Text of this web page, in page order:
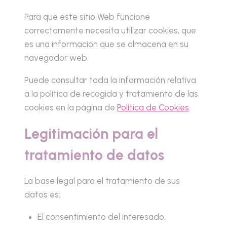
Para que este sitio Web funcione
correctamente necesita utilizar cookies, que
es una información que se almacena en su
navegador web.
Puede consultar toda la información relativa
a la política de recogida y tratamiento de las
cookies en la página de Política de Cookies
Legitimación para el
tratamiento de datos
La base legal para el tratamiento de sus
datos es:
El consentimiento del interesado.